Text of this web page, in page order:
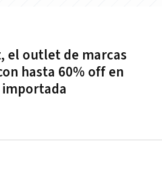
el outlet de marcas
hasta 60% off en